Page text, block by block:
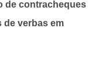
de contracheques
de verbas em